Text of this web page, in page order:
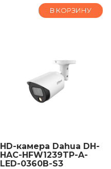
В КОРЗИНУ
HD-камера Dahua DH-
HAC-HFW1239TP-A-
LED-0360B-S3